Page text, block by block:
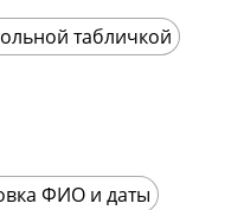
табличкой
ФИО и даты